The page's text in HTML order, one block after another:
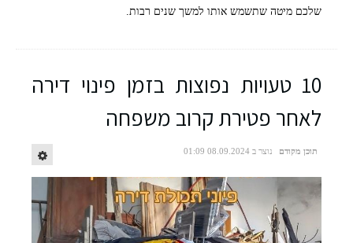
שלכם מיטה שתשמש אותו למשך שנים רבות.
10 טעויות נפוצות בזמן פינוי דירה
לאחר פטירת קרוב משפחה
תוכן מקודם נוצר ב 08.09.2024 01:09